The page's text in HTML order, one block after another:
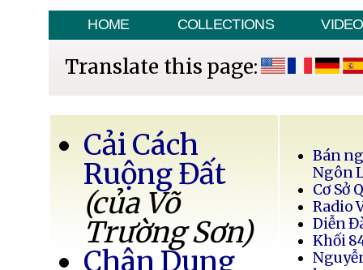
HOME COLLECTIONS VIDEO
Translate this page:
Cải Cách
Ruộng Đất
(của Võ
Trường Sơn)
Chân Dung
Bán
Ngôn
Cơ Sở
Radio
Diễn
Khối